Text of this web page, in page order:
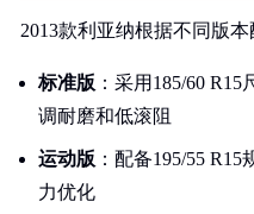
2013款利亚纳根据不同版
标准版 ：采用185/60
调耐磨和低滚阻
运动版 ：配备195/55
力优化